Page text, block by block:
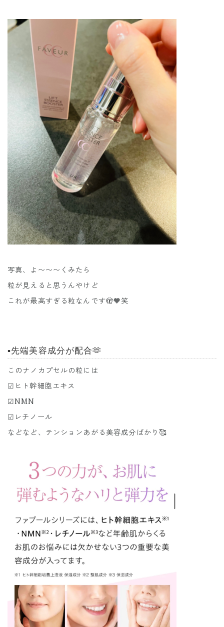
写真、よ〜〜〜くみたら
粒が見えると思うんやけど
これが最高すぎる粒なんです🫣🧡笑
▪️先端美容成分が配合🫶
このナノカプセルの粒には
☑︎ヒト幹細胞エキス
☑︎NMN
☑︎レチノール
などなど、テンションあがる美容成分ばかり🥰